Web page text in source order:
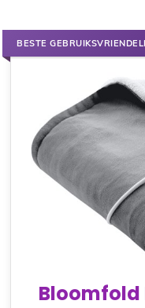
BESTE
Bloomfold